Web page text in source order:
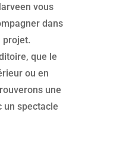
vous
dans
projet.
que le
ou en
une
un spectacle